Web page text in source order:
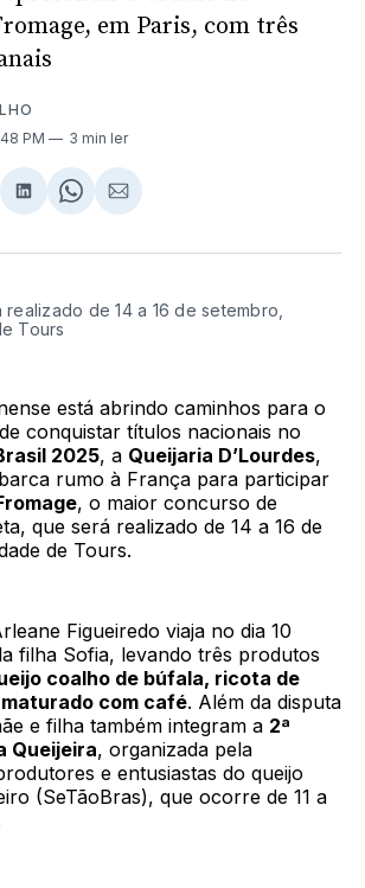
em Paris, com três
PM 3 min ler
Compartilhar
LinkedIn
Share
WhatsApp
Compartilhar
Email
realizado de 14 a 16 de setembro,
Tours
está abrindo caminhos para o
conquistar títulos nacionais no
2025, a Queijaria D’Lourdes,
rumo à França para participar
, o maior concurso de
que será realizado de 14 a 16 de
de Tours.
Figueiredo viaja no dia 10
filha Sofia, levando três produtos
coalho de búfala, ricota de
com café. Além da disputa
e filha também integram a 2ª
Queijeira, organizada pela
e entusiastas do queijo
(SeTãoBras), que ocorre de 11 a